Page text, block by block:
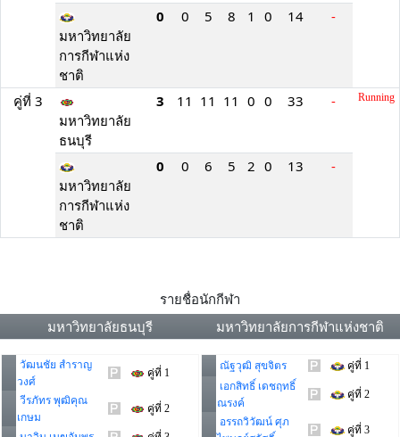
มหาวิทยาลัย
การกีฬาแห่ง
ชาติ
0 0 5 8 1 0 14 -
คู่ที่ 3
มหาวิทยาลัย
ธนบุรี
3 11 11 11 0 0 33 - Running
มหาวิทยาลัย
การกีฬาแห่ง
ชาติ
0 0 6 5 2 0 13 -
รายชื่อนักกีฬา
มหาวิทยาลัยธนบุรี
มหาวิทยาลัยการกีฬาแห่งชาติ
วัฒนชัย สำราญ
วงศ์
คู่ที่ 1
วีรภัทร พุฒิคุณ
เกษม
คู่ที่ 2
ณัฐวุฒิ สุขจิตร
คู่ที่ 1
เอกสิทธิ์ เดชฤทธิ์
ณรงค์
คู่ที่ 2
อรรถวิวัฒน์ ศุภ
คู่ที่ 3